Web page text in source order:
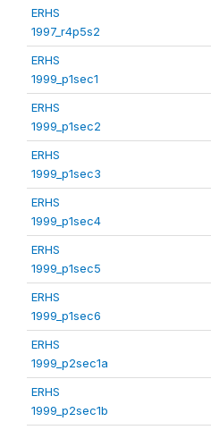
ERHS
1997_r4p5s2
ERHS
1999_p1sec1
ERHS
1999_p1sec2
ERHS
1999_p1sec3
ERHS
1999_p1sec4
ERHS
1999_p1sec5
ERHS
1999_p1sec6
ERHS
1999_p2sec1a
ERHS
1999_p2sec1b